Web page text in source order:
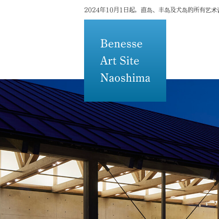
2024年10月1日起，直岛、丰岛及犬岛的所有艺术